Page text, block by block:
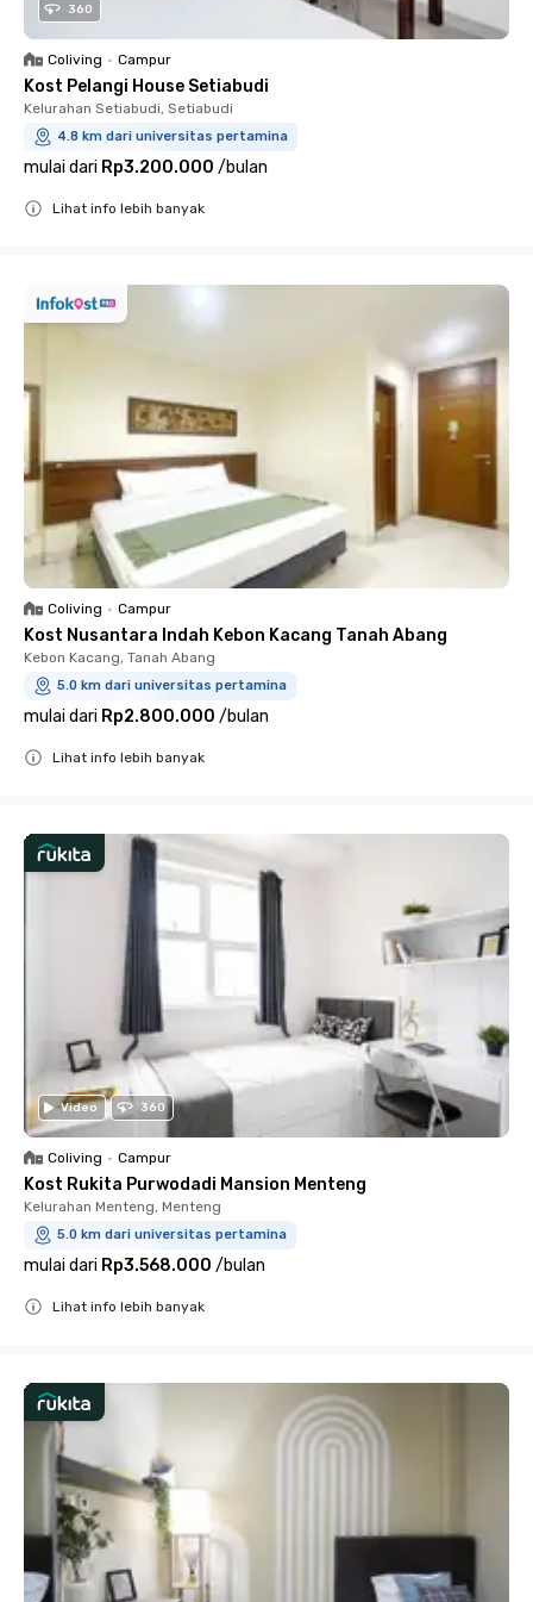
360
Coliving • Campur
Kost Pelangi House Setiabudi
Kelurahan Setiabudi, Setiabudi
4.8 km dari universitas pertamina
mulai dari Rp3.200.000 /bulan
Lihat info lebih banyak
Coliving • Campur
Kost Nusantara Indah Kebon Kacang Tanah Abang
Kebon Kacang, Tanah Abang
5.0 km dari universitas pertamina
mulai dari Rp2.800.000 /bulan
Lihat info lebih banyak
Video 360
Coliving • Campur
Kost Rukita Purwodadi Mansion Menteng
Kelurahan Menteng, Menteng
5.0 km dari universitas pertamina
mulai dari Rp3.568.000 /bulan
Lihat info lebih banyak